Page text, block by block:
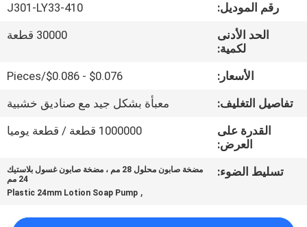
جولة
المصنع
مراقبة
الجودة
اتصل
رقم الموديل:
J301-LY33-410
الحد الأدنى
لكمية:
30000 قطعة
الأسعار:
$0.076 - $0.086/Pieces
تفاصيل التغليف:
معبأة بشكل جيد مع صناديق خشبية
القدرة على
العرض:
1000000 قطعة / قطعة يوميا
تسليط الضوء:
مضخة صابون محلول 28 مم ، مضخة صابون غسول بلاستيك
24 مم
,
Plastic 24mm Lotion Soap Pump